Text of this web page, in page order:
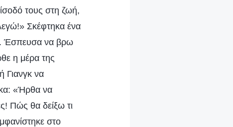
τους στη ζωή,
Σκέφτηκα ένα
Έσπευσα να βρω
η μέρα της
Γιανγκ να
«Ήρθα να
Πώς θα δείξω τι
στο